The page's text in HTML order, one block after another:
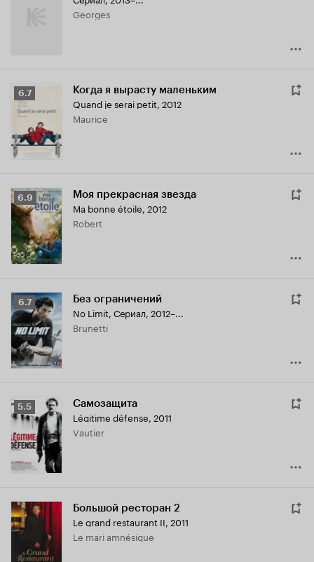
Georges
Рейтинг
Кинопоиска
6.7
6.7 Когда я вырасту маленьким
Quand je serai petit, 2012
Maurice
Рейтинг
Кинопоиска
6.9
6.9 Моя прекрасная звезда
Ma bonne étoile, 2012
Robert
Рейтинг
Кинопоиска
6.7
6.7 Без ограничений
No Limit, Сериал, 2012–...
Brunetti
Рейтинг
Кинопоиска
5.5
5.5 Самозащита
Légitime défense, 2011
Vautier
Большой ресторан 2
Le grand restaurant II, 2011
Le mari amnésique